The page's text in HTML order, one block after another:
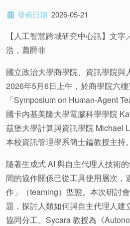
發佈日期 2026-05-21
【人工智慧跨域研究中心訊】文
浩，蕭爵非
國立政治大學商學院、資訊學院與
2026年5月6日上午，於商學院六
「Symposium on Human-Agent
國卡內基美隆大學電腦科學學院
茲堡大學計算與資訊學院 Michael
本校資訊管理學系簡士鎰教授主持。
隨著生成式 AI 與自主代理人技術
間的協作關係已從工具使用層次，
作」（teaming）型態。本次研討
題，探討人類如何與自主代理人建
協同分工。Sycara 教授為《